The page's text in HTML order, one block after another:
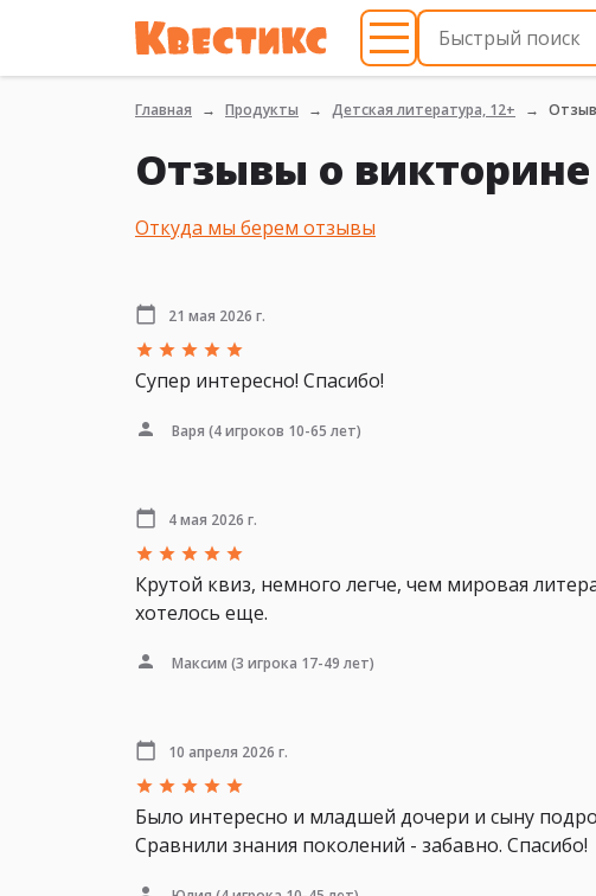
Главная Продукты Детская литература, 12+
Отзывы о
Откуда мы берем отзывы
21 мая 2026 г.
Супер интересно! Спасибо!
Варя (4 игроков 10-65 лет)
4 мая 2026 г.
Крутой квиз, немного легче, чем мировая
хотелось еще.
Максим (3 игрока 17-49 лет)
10 апреля 2026 г.
Было интересно и младшей дочери и сыну
Сравнили знания поколений - забавно. Спасибо!